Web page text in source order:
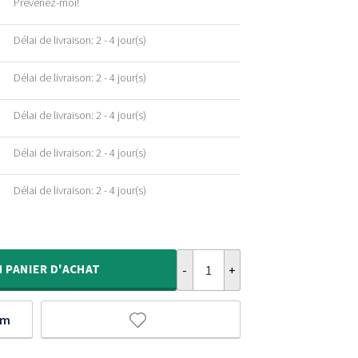
Délai de livraison: 2 - 4 jour(s)
Délai de livraison: 2 - 4 jour(s)
Délai de livraison: 2 - 4 jour(s)
Délai de livraison: 2 - 4 jour(s)
Délai de livraison: 2 - 4 jour(s)
PANIER D'ACHAT